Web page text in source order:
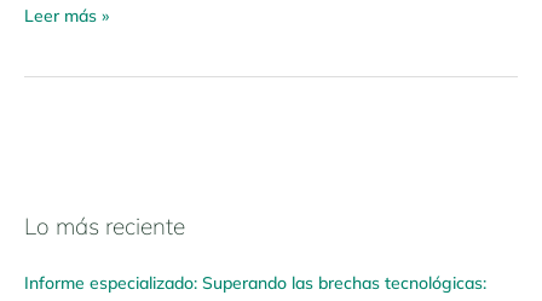
Leer más »
Lo más reciente
Informe especializado: Superando las brechas tecnológicas:
N
v